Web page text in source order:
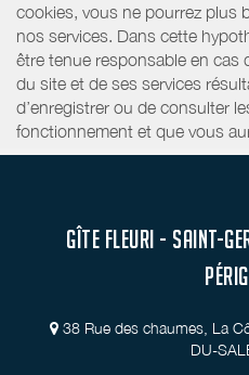
cookies, vous ne pourrez plus
nos services. Dans cette
être tenue responsable en cas
du site et de ses services
d’enregistrer ou de consulter
fonctionnement et que vous
GÎTE FLEURI - SAINT-
38 Rue des chaumes, La
DU-